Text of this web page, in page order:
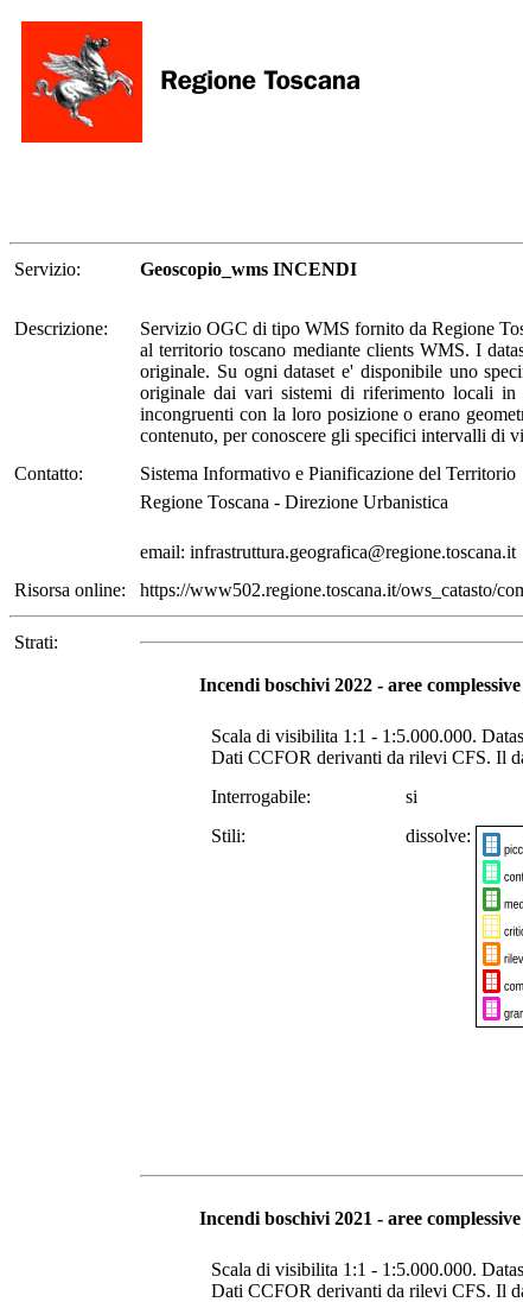
Servizio: Geoscopio_wms INCENDI
Descrizione:
Servizio OGC di tipo WMS fornito da Regione
al territorio toscano mediante clients WMS. I
originale. Su ogni dataset e' disponibile uno
originale dai vari sistemi di riferimento locali in
incongruenti con la loro posizione o erano
contenuto, per conoscere gli specifici intervalli di
Contatto:
Sistema Informativo e Pianificazione del Territorio
Regione Toscana - Direzione Urbanistica
email: infrastruttura.geografica@regione.toscana.it
Risorsa online:
https://www502.regione.toscana.it/ows_catasto/
Strati:
Incendi boschivi 2022 - aree complessive
Scala di visibilita 1:1 - 1:5.000.000.
Dati CCFOR derivanti da rilevi CFS. Il
Interrogabile:
si
Stili:
dissolve:
Incendi boschivi 2021 - aree complessive
Scala di visibilita 1:1 - 1:5.000.000.
Dati CCFOR derivanti da rilevi CFS. Il